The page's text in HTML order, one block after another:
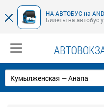
НА-АВТОБУС на
Билеты на автобус